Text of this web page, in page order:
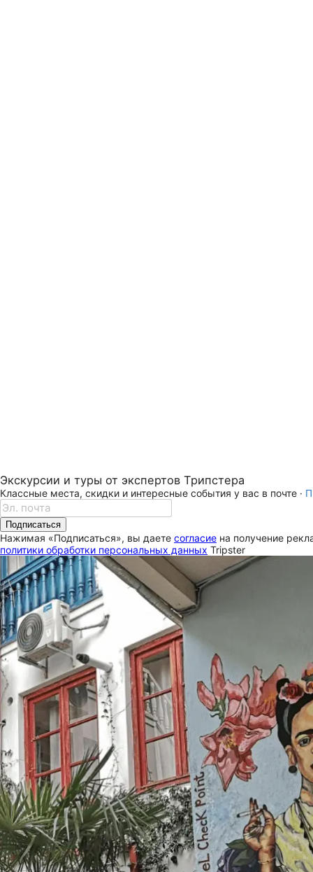
Экскурсии и туры от экспертов Трипстера
Классные места, скидки и интересные события у вас в почте ·
Подписаться
Нажимая «Подписаться», вы даете согласие на получение
политики обработки персональных данных Tripster